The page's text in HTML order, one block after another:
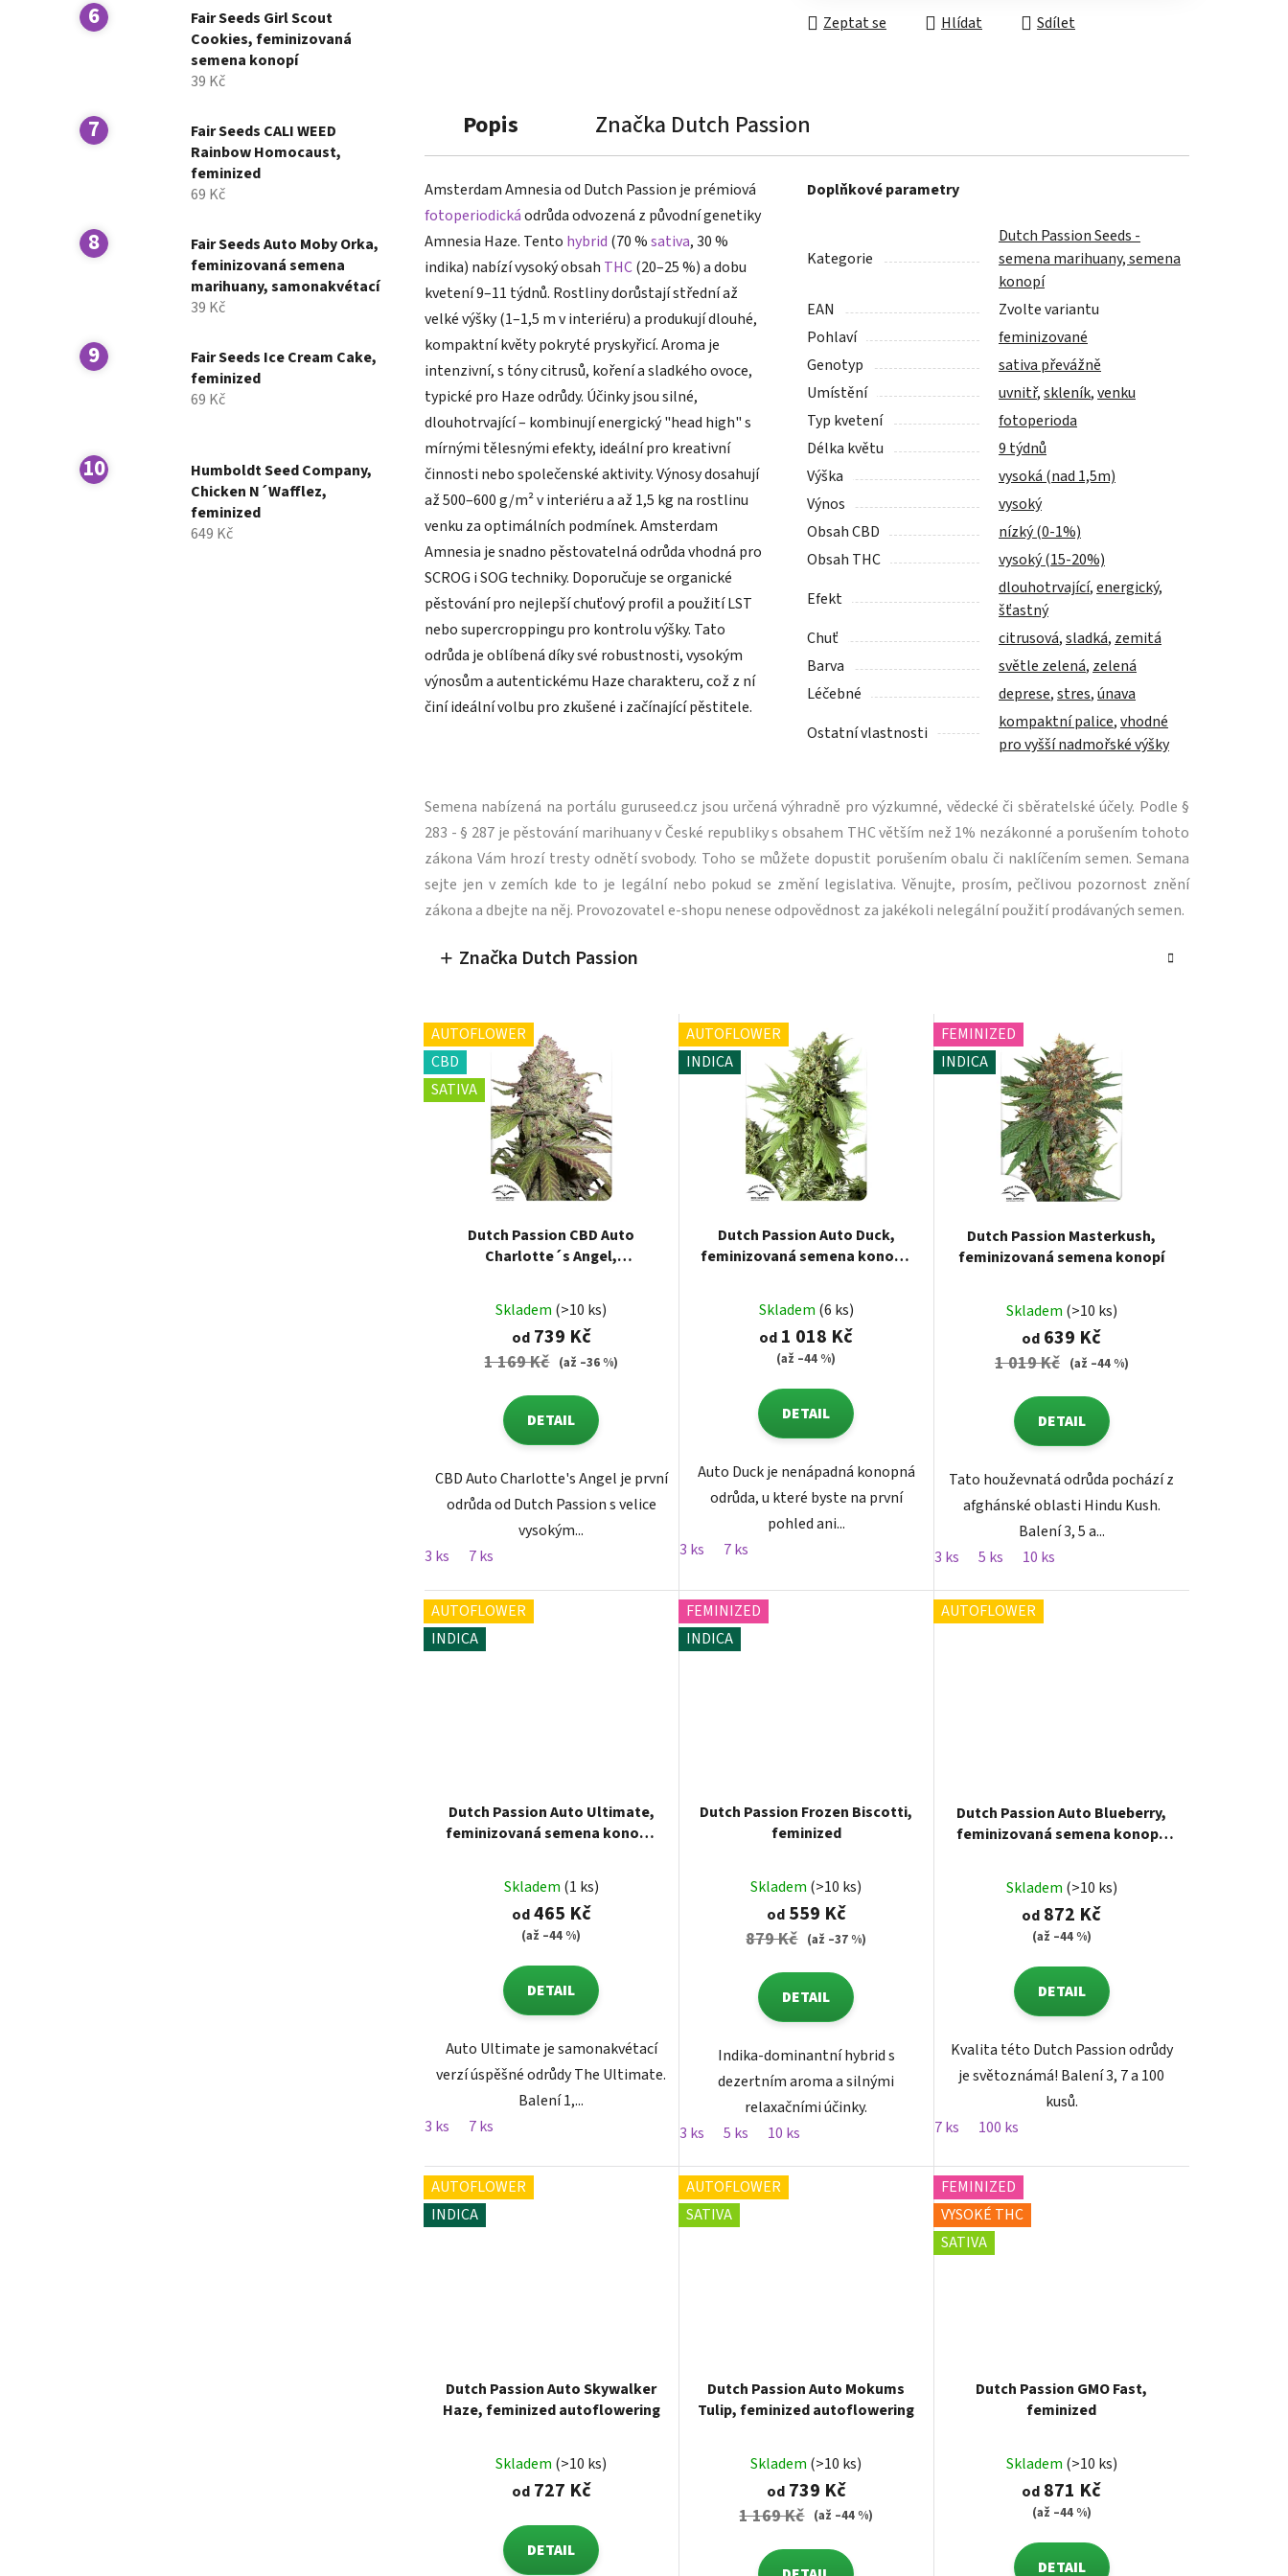
Fair Seeds Girl Scout
Cookies, feminizovaná
semena konopí
39 Kč
Fair Seeds CALI WEED
Rainbow Homocaust,
feminized
69 Kč
Fair Seeds Auto Moby Orka,
feminizovaná semena
marihuany, samonakvétací
39 Kč
Fair Seeds Ice Cream Cake,
feminized
69 Kč
Humboldt Seed Company,
Chicken N´Wafflez,
feminized
649 Kč
Zeptat se Hlídat Sdílet
Popis Značka Dutch Passion
Amsterdam Amnesia od Dutch Passion je prémiová
fotoperiodickáodrůda odvozená z původní genetiky
Amnesia Haze. Tento hybrid (70 %sativa, 30 %
indika) nabízí vysoký obsah THC(20–25 %) a dobu
kvetení 9–11 týdnů. Rostliny dorůstají střední až
velké výšky (1–1,5 m v interiéru) a produkují dlouhé,
kompaktní květy pokryté pryskyřicí. Aroma je
intenzivní, s tóny citrusů, koření a sladkého ovoce,
typické pro Haze odrůdy. Účinky jsou silné,
dlouhotrvající – kombinují energický "head high" s
mírnými tělesnými efekty, ideální pro kreativní
činnosti nebo společenské aktivity. Výnosy dosahují
až 500–600 g/m² v interiéru a až 1,5 kg na rostlinu
venku za optimálních podmínek. Amsterdam
Amnesia je snadno pěstovatelná odrůda vhodná pro
SCROG i SOG techniky. Doporučuje se organické
pěstování pro nejlepší chuťový profil a použití LST
nebo supercroppingu pro kontrolu výšky. Tato
odrůda je oblíbená díky své robustnosti, vysokým
výnosům a autentickému Haze charakteru, což z ní
činí ideální volbu pro zkušené i začínající pěstitele.
Doplňkové parametry
Kategorie
Dutch Passion Seeds -
semena marihuany, semena
konopí
EAN
Zvolte variantu
Pohlaví
feminizované
Genotyp
sativa převážně
Umístění
uvnitř,skleník,venku
Typ kvetení
fotoperioda
Délka květu
9 týdnů
Výška
vysoká (nad 1,5m)
Výnos
vysoký
Obsah CBD
nízký (0-1%)
Obsah THC
vysoký (15-20%)
Efekt
dlouhotrvající,energický,
šťastný
Chuť
citrusová,sladká, zemitá
Barva
světle zelená, zelená
Léčebné
deprese,stres,únava
Ostatní vlastnosti
kompaktní palice,vhodné
pro vyšší nadmořské výšky
Semena nabízená na portálu guruseed.cz jsou určená výhradně pro výzkumné, vědecké či sběratelské účely. Podle §
283 - § 287 je pěstování marihuany v České republiky s obsahem THC větším než 1% nezákonné a porušením tohoto
zákona Vám hrozí tresty odnětí svobody. Toho se můžete dopustit porušením obalu či naklíčením semen. Semana
sejte jen v zemích kde to je legální nebo pokud se změní legislativa. Věnujte, prosím, pečlivou pozornost znění
zákona a dbejte na něj. Provozovatel e-shopu nenese odpovědnost za jakékoli nelegální použití prodávaných semen.
Značka Dutch Passion
AUTOFLOWER
CBD
SATIVA
Dutch Passion CBD Auto
Charlotte´s Angel,
samonakvétací
Skladem (>10 ks)
od739 Kč
1 169 Kč (až –36 %)
DETAIL
CBD Auto Charlotte's Angel je první
odrůda od Dutch Passion s velice
vysokým...
3 ks
7 ks
AUTOFLOWER
INDICA
Dutch Passion Auto Duck,
feminizovaná semena konopí,
Skladem (6 ks)
od 1 018 Kč
(až –44 %)
DETAIL
Auto Duck je nenápadná konopná
odrůda, u které byste na první
pohled ani...
3 ks
7 ks
FEMINIZED
INDICA
Dutch Passion Masterkush,
feminizovaná semena konopí
Skladem (>10 ks)
od 639 Kč
1 019 Kč (až –44 %)
DETAIL
Tato houževnatá odrůda pochází z
afghánské oblasti Hindu Kush.
Balení 3, 5 a...
3 ks
5 ks 10 ks
AUTOFLOWER
INDICA
Dutch Passion Auto Ultimate,
feminizovaná semena konopí,
Skladem (1 ks)
od465 Kč
(až –44 %)
DETAIL
Auto Ultimate je samonakvétací
verzí úspěšné odrůdy The Ultimate.
Balení 1,...
3 ks
7 ks
FEMINIZED
INDICA
Dutch Passion Frozen Biscotti,
feminized
Skladem (>10 ks)
od559 Kč
879 Kč (až –37 %)
DETAIL
Indika-dominantní hybrid s
dezertním aroma a silnými
relaxačními účinky.
3 ks
5 ks 10 ks
AUTOFLOWER
Dutch Passion Auto Blueberry,
feminizovaná semena konopí,
Skladem (>10 ks)
od 872 Kč
(až –44 %)
DETAIL
Kvalita této Dutch Passion odrůdy
je světoznámá! Balení 3, 7 a 100
kusů.
7 ks
100 ks
AUTOFLOWER
INDICA
Dutch Passion Auto Skywalker
Haze, feminized autoflowering
Skladem (>10 ks)
od727 Kč
DETAIL
AUTOFLOWER
SATIVA
Dutch Passion Auto Mokums
Tulip, feminized autoflowering
Skladem (>10 ks)
od739 Kč
1 169 Kč (až –44 %)
FEMINIZED
VYSOKÉ THC
SATIVA
Dutch Passion GMO Fast,
feminized
Skladem (>10 ks)
od 871 Kč
(až –44 %)
DETAIL